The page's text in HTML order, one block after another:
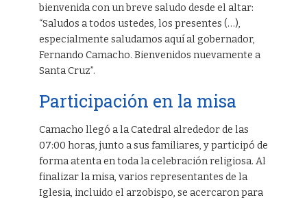
bienvenida con un breve saludo desde el altar:
“Saludos a todos ustedes, los presentes (…),
especialmente saludamos aquí al gobernador,
Fernando Camacho. Bienvenidos nuevamente a
Santa Cruz”.
Participación en la misa
Camacho llegó a la Catedral alrededor de las
07:00 horas, junto a sus familiares, y participó de
forma atenta en toda la celebración religiosa. Al
finalizar la misa, varios representantes de la
Iglesia, incluido el arzobispo, se acercaron para